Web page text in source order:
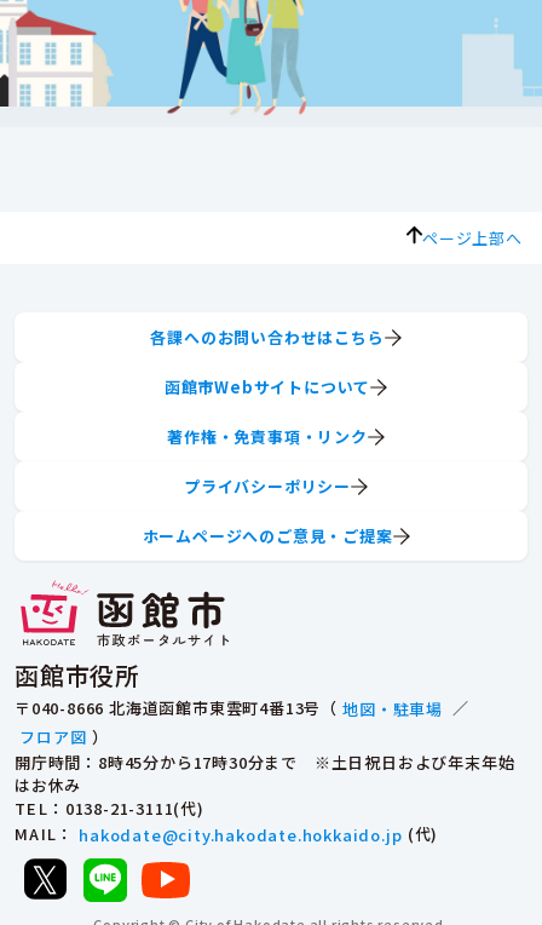
ページ上部へ
函館市役所
〒040-8666 北海道函館市東雲町4番13号（ 地図・駐車場 ／
フロア図 ）
開庁時間：8時45分から17時30分まで ※土日祝日および年末年始
はお休み
TEL ：0138-21-3111(代)
MAIL ： hakodate@city.hakodate.hokkaido.jp (代)
各課へのお問い合わせはこちら
函館市Webサイトについて
著作権・免責事項・リンク
プライバシーポリシー
ホームページへのご意見・ご提案